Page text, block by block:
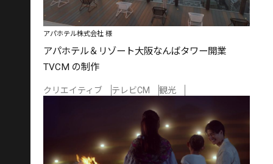
アパホテル株式会社 様
アパホテル＆リゾート大阪なんばタワー開業
TVCM の制作
クリエイティブ テレビCM 観光